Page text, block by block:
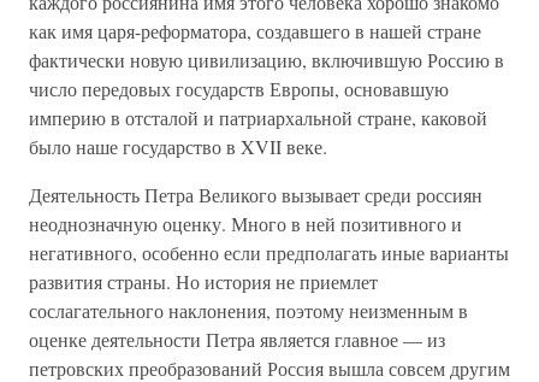
как имя царя-реформатора, создавшего в нашей стране
фактически новую цивилизацию, включившую Россию в
число передовых государств Европы, основавшую
империю в отсталой и патриархальной стране, каковой
было наше государство в XVII веке.
Деятельность Петра Великого вызывает среди россиян
неоднозначную оценку. Много в ней позитивного и
негативного, особенно если предполагать иные варианты
развития страны. Но история не приемлет
сослагательного наклонения, поэтому неизменным в
оценке деятельности Петра является главное — из
петровских преобразований Россия вышла совсем другим